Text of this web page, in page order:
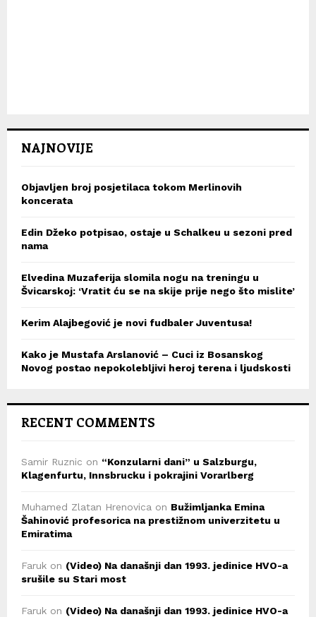
NAJNOVIJE
Objavljen broj posjetilaca tokom Merlinovih
koncerata
Edin Džeko potpisao, ostaje u Schalkeu u sezoni pred
nama
Elvedina Muzaferija slomila nogu na treningu u
Švicarskoj: ‘Vratit ću se na skije prije nego što mislite’
Kerim Alajbegović je novi fudbaler Juventusa!
Kako je Mustafa Arslanović – Cuci iz Bosanskog
Novog postao nepokolebljivi heroj terena i ljudskosti
RECENT COMMENTS
Samir Ruznic on “Konzularni dani” u Salzburgu,
Klagenfurtu, Innsbrucku i pokrajini Vorarlberg
Muhamed Zlatan Hrenovica on Bužimljanka Emina
Šahinović profesorica na prestižnom univerzitetu u
Emiratima
Faruk on (Video) Na današnji dan 1993. jedinice HVO-a
srušile su Stari most
Faruk on (Video) Na današnji dan 1993. jedinice HVO-a